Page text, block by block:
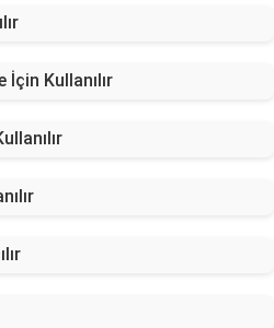
Kullanılır